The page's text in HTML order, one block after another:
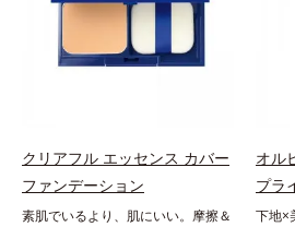
成分(*5)も配合。しっとり感をキー
プし、ぷるんとした唇に。さっとひ
と塗りするだけで、くすみやすい大
リリルシラン配合＝保湿成分*5 ス
クワラン、ヒアルロン酸Na、加水
分解コラーゲン
汗・
ぎま
イ酸
脂を
分*2
葉エ
クリアフル エッセンス カバー
ファンデーション
素肌でいるより、肌にいい。摩擦＆
オル
プラ
下地×